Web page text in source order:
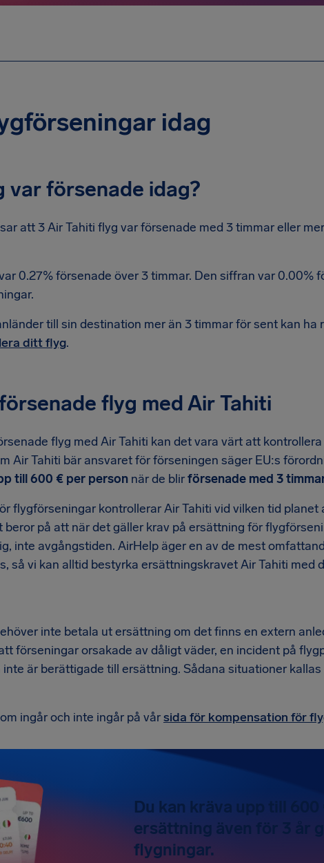
idag
var försenade idag?
att 3 Air Tahiti flyg var försenade med 3 timmar eller
0.27% försenade över 3 timmar. Den siffran var 0.00%
till sin destination mer än 3 timmar för sent kan ha
ditt flyg.
flyg med Air Tahiti
flyg med Air Tahiti kan det vara värt att
Air Tahiti bär ansvaret för förseningen säger EU:s
till 600 € per person när de blirförsenade med 3
flygförseningar kontrollerar Air Tahiti vid vilken tid planet
på att när det gäller krav på ersättning för
inte avgångstiden. AirHelp äger en av de mest
så vi kan alltid bestyrka ersättningskravet Air Tahiti med
inte betala ut ersättning om det finns en extern
förseningar orsakade av dåligt väder, en incident på
är berättigade till ersättning. Sådana situationer kallas
ingår och inte ingår på vårsida för kompensation för
Du kan kräva upp till 600
ersättning även för 3 år
flygningar.